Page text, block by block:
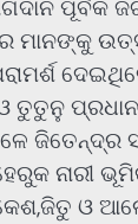
ପୂର୍ବକ
ଜିତେନ୍ଦ୍ର
ନାରୀ
ଓ